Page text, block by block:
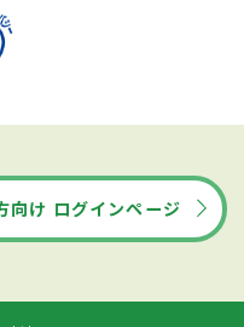
向け ログインページ